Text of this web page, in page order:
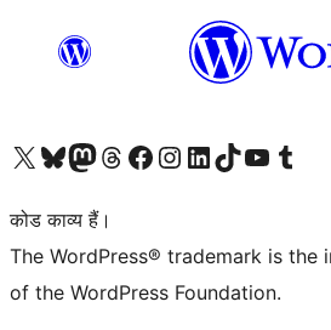
Visit our X (formerly Twitter) account
हमारे बलुस्की खाते पर जाएँVisit our Mastodon account
हमारे थ्रेड्स अकाउंट पर जाएंहमारे फेसबुक पेज पर जाएँहमारे इंस्टाग्राम अकाउंट पर जाएंहमारे लिंक्डइन खाते पर जाएँहमारे टिकटॉक खाते पर जाएँहमारे यूट्यूब चैनल पर जाएंहमारे Tumblr खाते पर जाएँ
कोड काव्य हैं।
The WordPress® trademark is
of the WordPress Foundation.